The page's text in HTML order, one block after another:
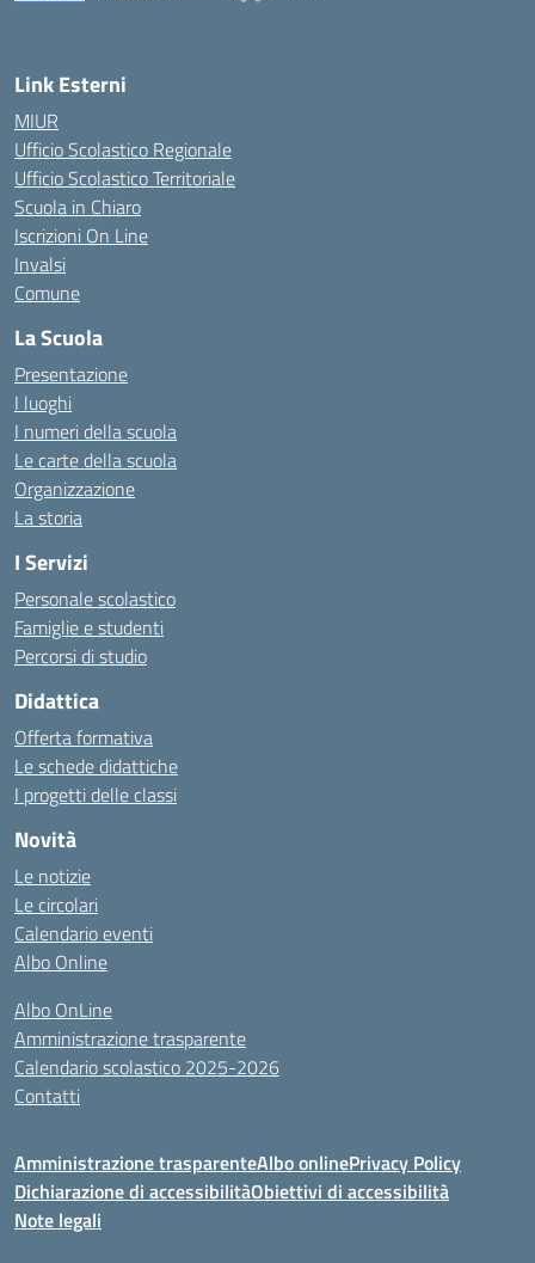
Link Esterni
MIUR
Ufficio Scolastico Regionale
Ufficio Scolastico Territoriale
Scuola in Chiaro
Iscrizioni On Line
Invalsi
Comune
La Scuola
Presentazione
I luoghi
I numeri della scuola
Le carte della scuola
Organizzazione
La storia
I Servizi
Personale scolastico
Famiglie e studenti
Percorsi di studio
Didattica
Offerta formativa
Le schede didattiche
I progetti delle classi
Novità
Le notizie
Le circolari
Calendario eventi
Albo Online
Albo OnLine
Amministrazione trasparente
Calendario scolastico 2025-2026
Contatti
Amministrazione trasparenteAlbo onlinePrivacy Policy
Dichiarazione di accessibilitàObiettivi di accessibilità
Note legali